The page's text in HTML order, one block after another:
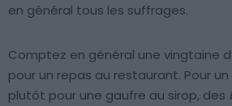
en général tous les suffrages.
Comptez en général une vingtaine
pour un repas au restaurant. Pour
plutôt pour une gaufre au sirop, des